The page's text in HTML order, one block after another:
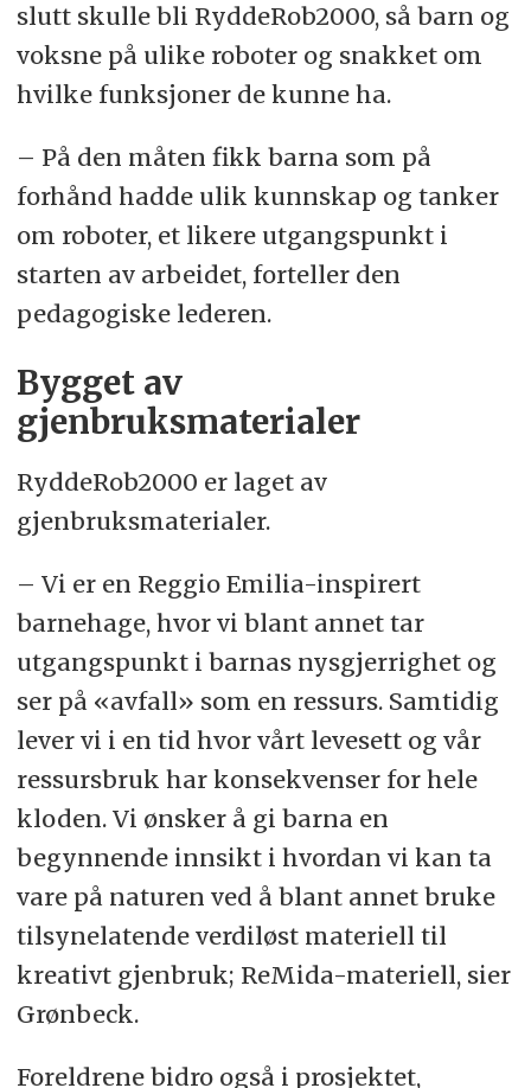
slutt skulle bli RyddeRob2000, så barn og
voksne på ulike roboter og snakket om
hvilke funksjoner de kunne ha.
– På den måten fikk barna som på
forhånd hadde ulik kunnskap og tanker
om roboter, et likere utgangspunkt i
starten av arbeidet, forteller den
pedagogiske lederen.
Bygget av
gjenbruksmaterialer
RyddeRob2000 er laget av
gjenbruksmaterialer.
– Vi er en Reggio Emilia-inspirert
barnehage, hvor vi blant annet tar
utgangspunkt i barnas nysgjerrighet og
ser på «avfall» som en ressurs. Samtidig
lever vi i en tid hvor vårt levesett og vår
ressursbruk har konsekvenser for hele
kloden. Vi ønsker å gi barna en
begynnende innsikt i hvordan vi kan ta
vare på naturen ved å blant annet bruke
tilsynelatende verdiløst materiell til
kreativt gjenbruk; ReMida-materiell, sier
Grønbeck.
Foreldrene bidro også i prosjektet,